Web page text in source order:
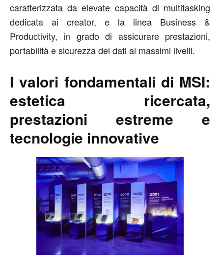
caratterizzata da elevate capacità di multitasking
dedicata ai creator, e la linea Business &
Productivity, in grado di assicurare prestazioni,
portabilità e sicurezza dei dati ai massimi livelli.
I valori fondamentali di MSI:
estetica ricercata,
prestazioni estreme e
tecnologie innovative